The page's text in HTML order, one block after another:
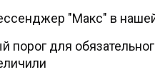
"Макс" в
порог для